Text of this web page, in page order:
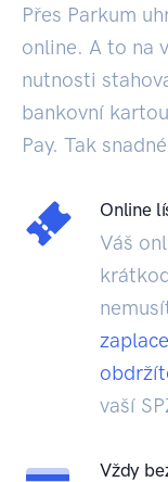
Přes Parkum
online. A to na
nutnosti
bankovní
Pay. Tak
Online
Váš
vaší
Vždy